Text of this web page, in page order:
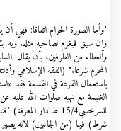
"وأما الصورة الحرام اتفاقا:
وإن سبق فيغرم لصاحبه مثله. وبه
والعطاء من الطرفين، بأن يقال:
باستعمال القرعة في القسمة فقد
الغنيمة مع نهيه صلوات الله عليه
للسرخسي15/4 ط:دار
شرط) فيها (من الجانبين) لانه